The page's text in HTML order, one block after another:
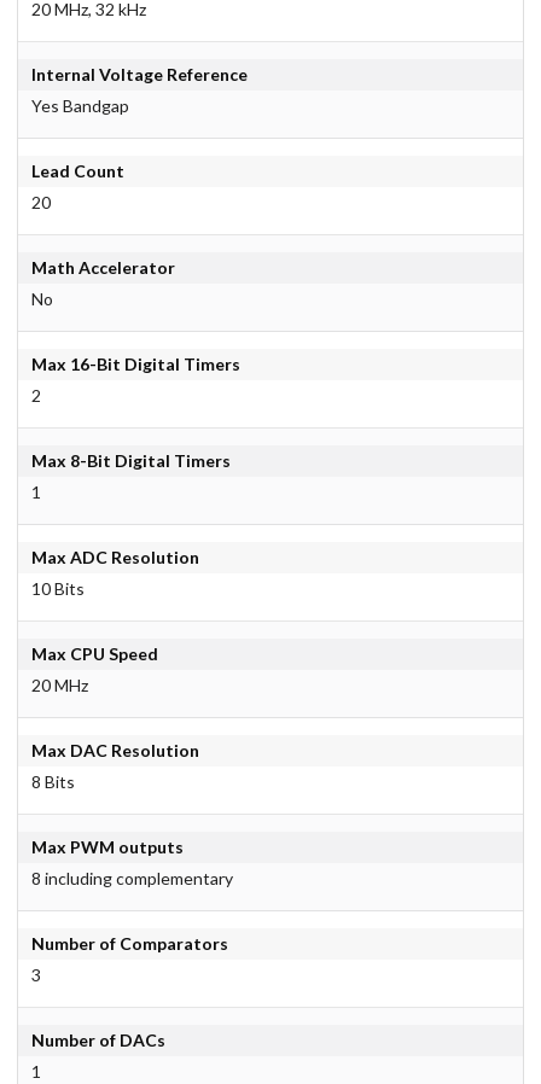
20 MHz, 32 kHz
Internal Voltage Reference
Yes Bandgap
Lead Count
20
Math Accelerator
No
Max 16-Bit Digital Timers
2
Max 8-Bit Digital Timers
1
Max ADC Resolution
10 Bits
Max CPU Speed
20 MHz
Max DAC Resolution
8 Bits
Max PWM outputs
8 including complementary
Number of Comparators
3
Number of DACs
1